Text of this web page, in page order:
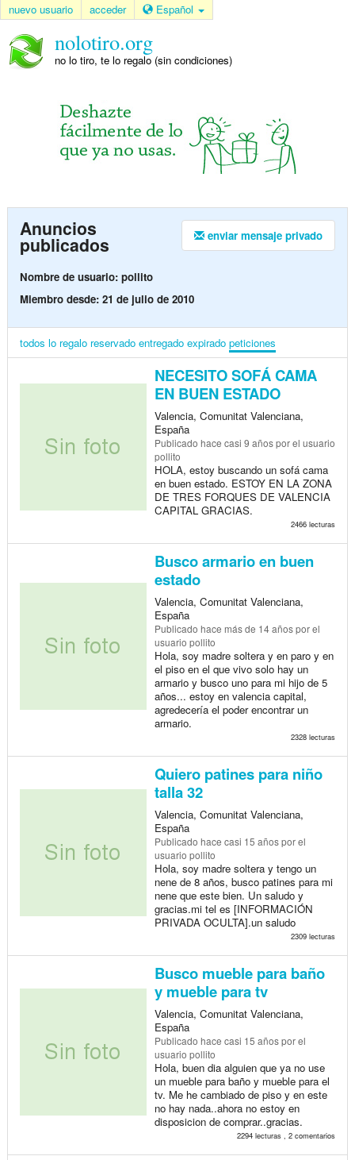
nuevo usuario acceder Español
nolotiro.org
no lo tiro, te lo regalo (sin condiciones)
enviar mensaje privado
Anuncios
publicados
Nombre de usuario: pollito
Miembro desde: 21 de julio de 2010
todos lo regalo reservado entregado expirado peticiones
NECESITO SOFÁ CAMA
EN BUEN ESTADO
Valencia, Comunitat Valenciana,
España
Publicado hace casi 9 añospor el usuario
pollito
HOLA, estoy buscando un sofá cama
en buen estado. ESTOY EN LA ZONA
DE TRES FORQUES DE VALENCIA
CAPITAL GRACIAS.
2466 lecturas
Busco armario en buen
estado
Valencia, Comunitat Valenciana,
España
Publicado hace más de 14 añospor el
usuario pollito
Hola, soy madre soltera y en paro y en
el piso en el que vivo solo hay un
armario y busco uno para mi hijo de 5
años... estoy en valencia capital,
agredecería el poder encontrar un
armario.
2328 lecturas
Quiero patines para niño
talla 32
Valencia, Comunitat Valenciana,
España
Publicado hace casi 15 añospor el
usuario pollito
Hola, soy madre soltera y tengo un
nene de 8 años, busco patines para mi
nene que este bien. Un saludo y
gracias.mi tel es [INFORMACIÓN
PRIVADA OCULTA].un saludo
2309 lecturas
Busco mueble para baño
y mueble para tv
Valencia, Comunitat Valenciana,
España
Publicado hace casi 15 añospor el
usuario pollito
Hola, buen dia alguien que ya no use
un mueble para baño y mueble para el
tv. Me he cambiado de piso y en este
no hay nada..ahora no estoy en
disposicion de comprar..gracias.
2294 lecturas , 2 comentarios